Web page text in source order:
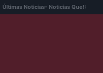
Últimas Noticias- Noticias Que!: